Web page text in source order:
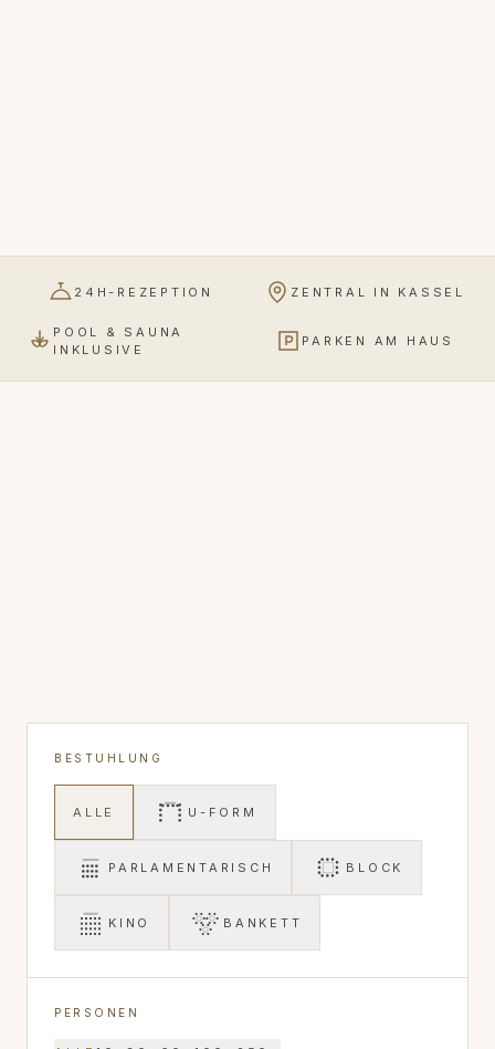
24H-REZEPTION ZENTRAL IN KASSEL
POOL & SAUNA
INKLUSIVE
PARKEN AM HAUS
BESTUHLUNG
ALLE U-FORM
PARLAMENTARISCH BLOCK
KINO BANKETT
PERSONEN